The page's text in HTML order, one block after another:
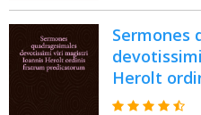
de
mundi
Vol.2 :
Sermones
Herolt